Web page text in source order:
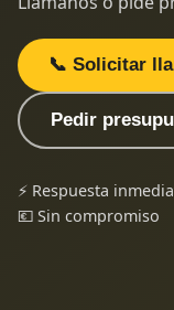
📞 Solicitar
Pedir
⚡ Respuesta
💶 Sin compromiso